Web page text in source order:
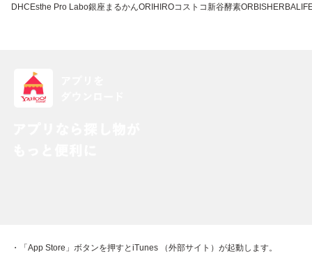
DHC Esthe Pro Labo銀座まるかんORIHIROコストコ新谷酵素ORBIS
・「App Store」ボタンを押すとiTunes （外部サイト）が起動します。